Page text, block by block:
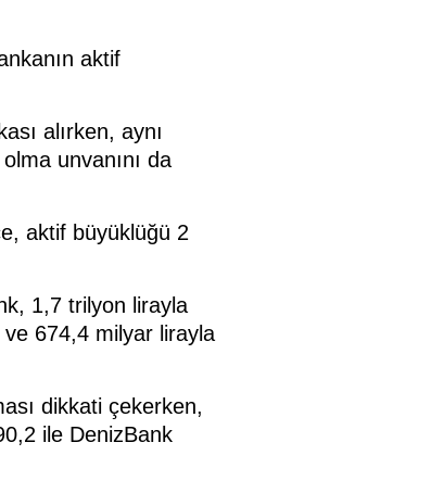
aktif
alırken, aynı
unvanını da
aktif büyüklüğü 2
1,7 trilyon lirayla
674,4 milyar lirayla
dikkati çekerken,
ile DenizBank